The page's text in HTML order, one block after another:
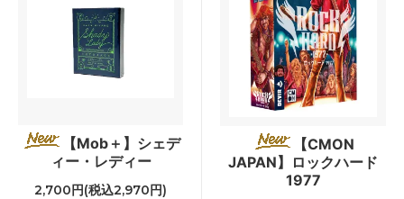
【Mob＋】シェデ
ィー・レディー
2,700円(税込2,970円)
【CMON
JAPAN】ロックハード
1977